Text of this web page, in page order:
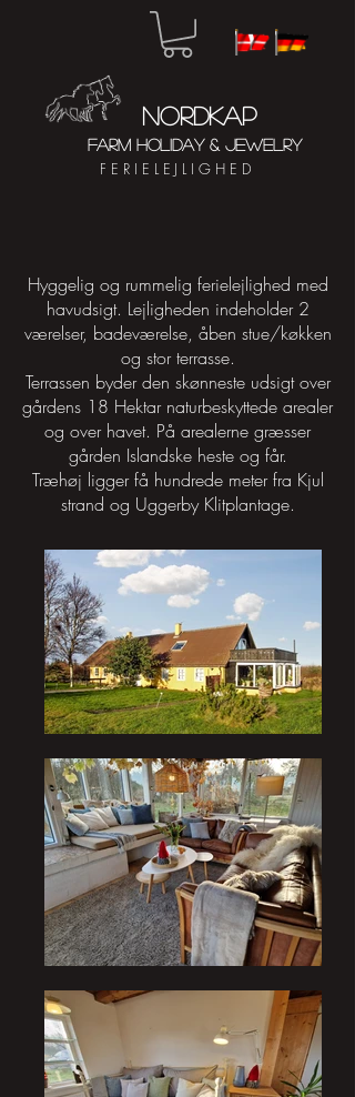
NORDKAP
FARM HOLIDAY & JEWELRY
FERIELEJLIGHED
Hyggelig og rummelig ferielejlighed med
havudsigt. Lejligheden indeholder 2
værelser, badeværelse, åben stue/køkken
og stor terrasse.
Terrassen byder den skønneste udsigt over
gårdens 18 Hektar naturbeskyttede arealer
og over havet. På arealerne græsser
gården Islandske heste og får.
Træhøj ligger få hundrede meter fra Kjul
strand og Uggerby Klitplantage.